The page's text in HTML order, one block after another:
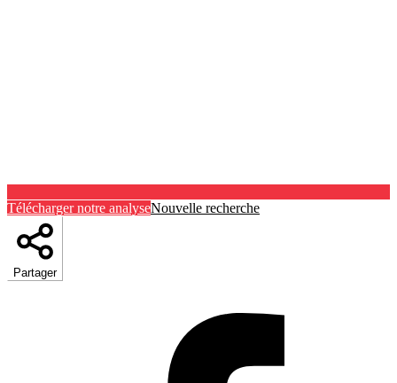
Télécharger notre analyseNouvelle recherche
Partager